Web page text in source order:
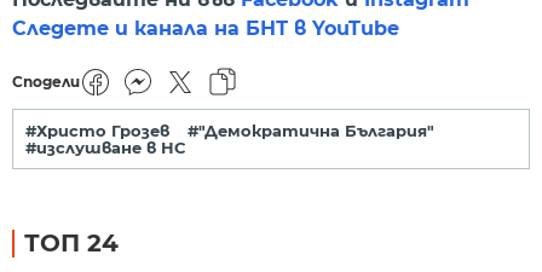
Следете и канала на БНТ в YouTube
Сподели
#Христо Грозев
#"Демократична България"
#изслушване в НС
ТОП 24